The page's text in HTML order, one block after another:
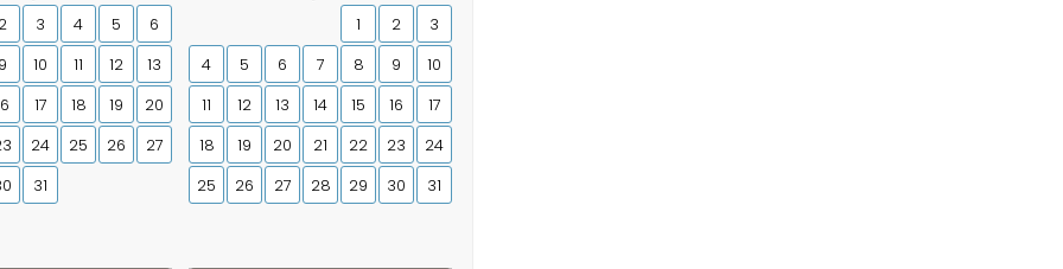
2 3 4 5
6
9 10 11 12
13
17 18 19
20
24 25 26
27
31
1 2
3
4
5 6 7 8 9
10
11
12 13 14 15 16
17
18
19 20 21 22 23
24
25
26 27 28 29 30 31